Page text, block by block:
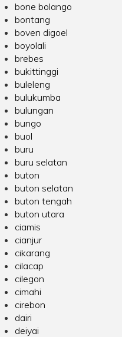
bone bolango
bontang
boven digoel
boyolali
brebes
bukittinggi
buleleng
bulukumba
bulungan
bungo
buol
buru
buru selatan
buton
buton selatan
buton tengah
buton utara
ciamis
cianjur
cikarang
cilacap
cilegon
cimahi
cirebon
dairi
deiyai